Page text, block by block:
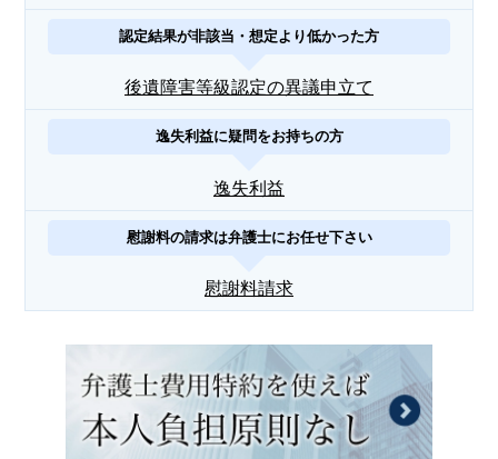
認定結果が非該当・想定より低かった方
後遺障害等級認定の異議申立て
逸失利益に疑問をお持ちの方
逸失利益
慰謝料の請求は弁護士にお任せ下さい
慰謝料請求